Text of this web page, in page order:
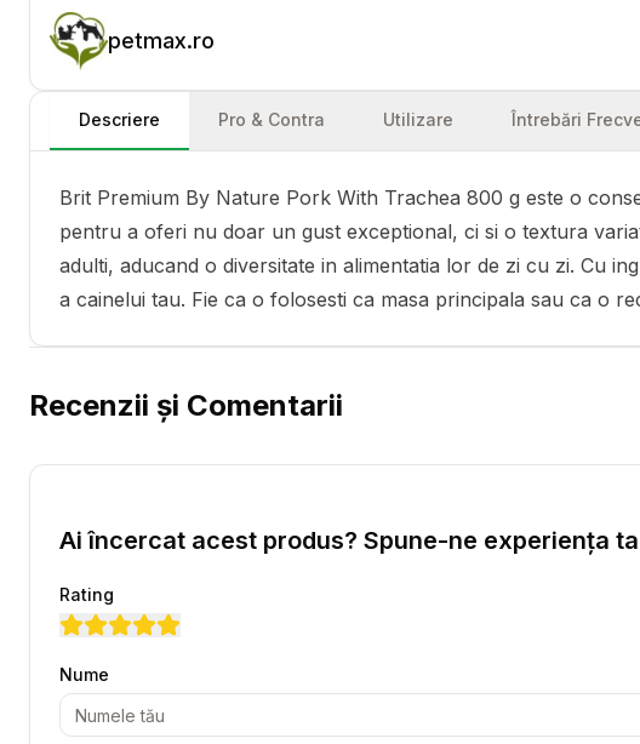
petmax.ro
Descriere Pro & Contra Utilizare Întrebări
Brit Premium By Nature Pork With Trachea 800 g este o
pentru a oferi nu doar un gust exceptional, ci si o textura
adulti, aducand o diversitate in alimentatia lor de zi cu zi. Cu
a cainelui tau. Fie ca o folosesti ca masa principala sau ca o
Recenzii și Comentarii
Ai încercat acest produs? Spune-ne experiența
Rating
Nume